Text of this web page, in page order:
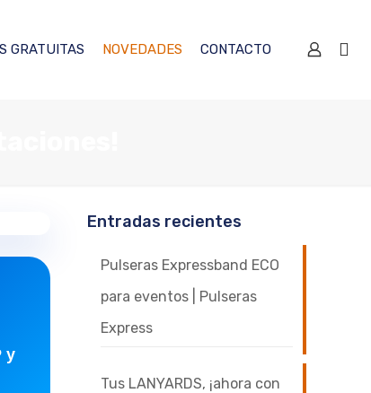
GRATUITAS NOVEDADES CONTACTO
y
Entradas recientes
Pulseras Expressband ECO
para eventos | Pulseras
Express
Tus LANYARDS, ¡ahora con